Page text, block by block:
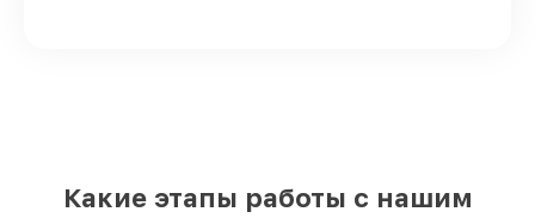
Какие этапы работы с нашим